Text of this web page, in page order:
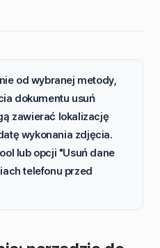
od wybranej metody,
dokumentu usuń
zawierać lokalizację
wykonania zdjęcia.
lub opcji "Usuń dane
telefonu przed